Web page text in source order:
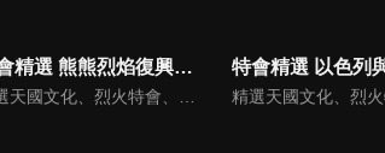
特會精選 熊熊烈焰復興禱告特會
精選天國文化、烈火特會、超自然大能與使徒性教會等特會，幫助我們更加明白神的心意，好讓我們的生命能走在神的道路上進入命定。